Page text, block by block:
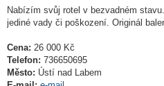
Nabízím svůj rotel v bezvadném
jediné vady či poškození. Originál
Cena: 26 000 Kč
Telefon: 736650695
Město: Ústí nad Labem